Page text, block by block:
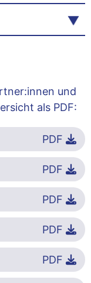
und
als PDF:
PDF
PDF
PDF
PDF
PDF